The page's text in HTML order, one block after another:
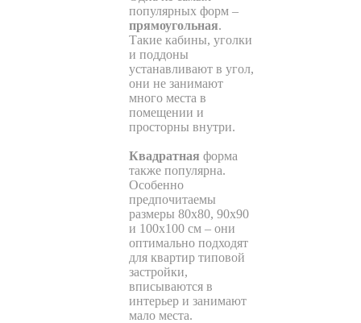
популярных форм –
прямоугольная.
Такие кабины, уголки
и поддоны
устанавливают в угол,
они не занимают
много места в
помещении и
просторны внутри.
Квадратная форма
также популярна.
Особенно
предпочитаемы
размеры 80х80, 90х90
и 100х100 см – они
оптимально подходят
для квартир типовой
застройки,
вписываются в
интерьер и занимают
мало места.